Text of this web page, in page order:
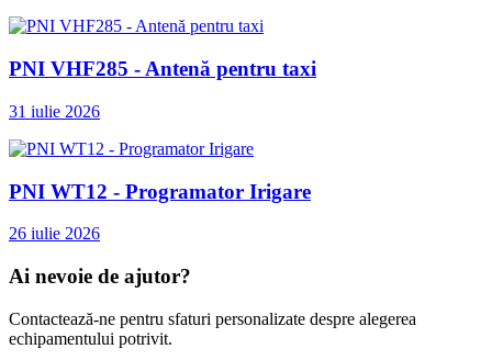
PNI VHF285 - Antenă pentru taxi
31 iulie 2026
PNI WT12 - Programator Irigare
26 iulie 2026
Ai nevoie de ajutor?
Contactează-ne pentru sfaturi personalizate despre alegerea
echipamentului potrivit.